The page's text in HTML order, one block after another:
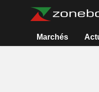
Marchés